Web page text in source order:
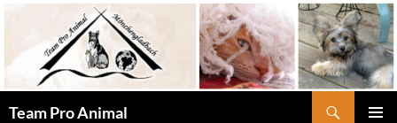
springen
Team Pro Animal